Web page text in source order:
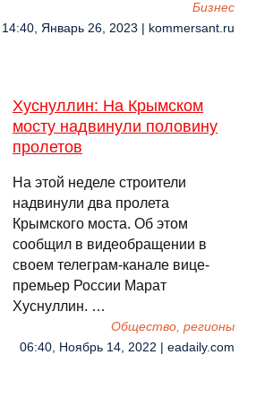
Бизнес
14:40, Январь 26, 2023 | kommersant.ru
Хуснуллин: На Крымском
мосту надвинули половину
пролетов
На этой неделе строители
надвинули два пролета
Крымского моста. Об этом
сообщил в видеобращении в
своем телеграм-канале вице-
премьер России Марат
Хуснуллин. …
Общество, регионы
06:40, Ноябрь 14, 2022 | eadaily.com